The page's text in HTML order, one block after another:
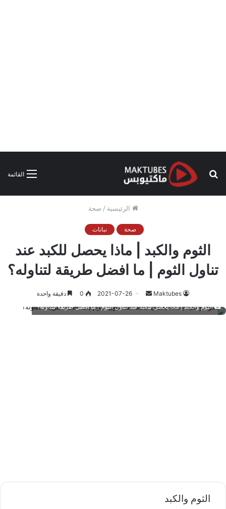
القائمة
بحث
الرئيسية / صحة
صحة نباتات
الثوم والكبد | ماذا يحصل للكبد عند
تناول الثوم | ما افضل طريقة لتناوله؟
Maktubes
أرسل
إلكترونيا
2021-07-26
0 دقيقة واحدة
الثوم والكبد | ماذا يحصل للكبد عند تناول الثوم | ما افضل طريقة لتناوله؟
الثوم والكبد